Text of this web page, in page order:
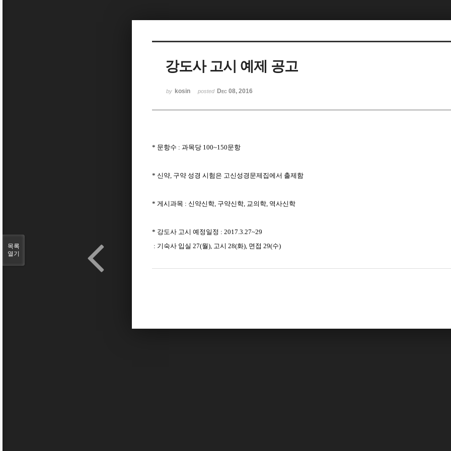
강도사 고시 예제 공고
by kosin posted Dec 08, 2016
* 문항수 : 과목당 100~150문항
* 신약, 구약 성경 시험은 고신성경문제집에서 출제함
* 게시과목 : 신약신학, 구약신학, 교의학, 역사신학
* 강도사 고시 예정일정 : 2017.3.27~29
: 기숙사 입실 27(월), 고시 28(화), 면접 29(수)
목록
열기
Sketchbook5, 스케치북5
Sketchbook5, 스케치북5